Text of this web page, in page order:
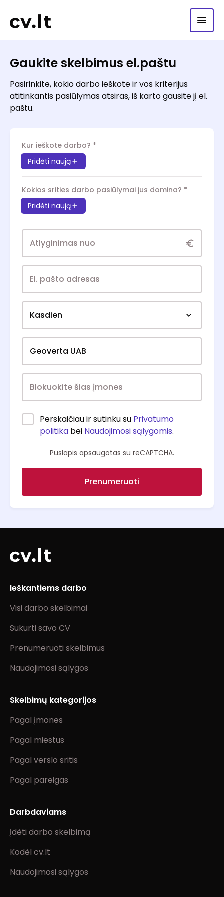
Gaukite skelbimus el.paštu
Pasirinkite, kokio darbo ieškote ir vos kriterijus
atitinkantis pasiūlymas atsiras, iš karto gausite jį el.
paštu.
Kur ieškote darbo? *
Pridėti naują
Kokios srities darbo pasiūlymai jus domina? *
Pridėti naują
Kasdien
Perskaičiau ir sutinku su Privatumo
politika bei Naudojimosi sąlygomis.
Puslapis apsaugotas su reCAPTCHA.
Prenumeruoti
Ieškantiems darbo
Visi darbo skelbimai
Sukurti savo CV
Prenumeruoti skelbimus
Naudojimosi sąlygos
Skelbimų kategorijos
Pagal įmones
Pagal miestus
Pagal verslo sritis
Pagal pareigas
Darbdaviams
Įdėti darbo skelbimą
Kodėl cv.lt
Naudojimosi sąlygos